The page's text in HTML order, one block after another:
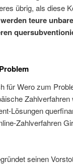
übrig, als diese
teure
für Wero zum
Lösungen
Zahlverfahren
seinen